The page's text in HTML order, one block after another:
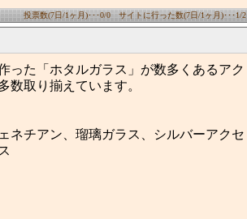
投票数(7日/1ヶ月)･･･0/0 サイトに行った数(7日/1ヶ月)･･･1/2
った「ホタルガラス」が数多くあるアク
数取り揃えています。
ネチアン、瑠璃ガラス、シルバーアクセ